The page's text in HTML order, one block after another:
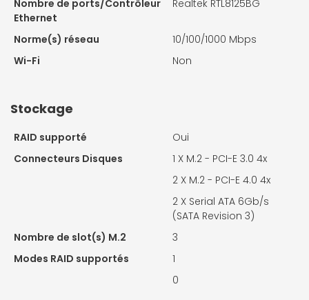
Nombre de ports/Contrôleur
Ethernet
Realtek RTL8125BG
Norme(s) réseau
10/100/1000 Mbps
Wi-Fi
Non
Stockage
RAID supporté
Oui
Connecteurs Disques
1 X M.2 - PCI-E 3.0 4x
2 X M.2 - PCI-E 4.0 4x
2 X Serial ATA 6Gb/s
(SATA Revision 3)
Nombre de slot(s) M.2
3
Modes RAID supportés
1
0